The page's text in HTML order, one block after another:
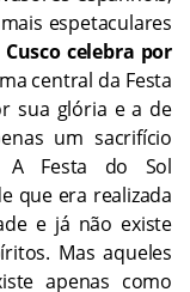
espetaculares
celebra por
central da Festa
sua glória e a de
um sacrifício
A Festa do Sol
que era realizada
e já não existe
Mas aqueles
apenas como